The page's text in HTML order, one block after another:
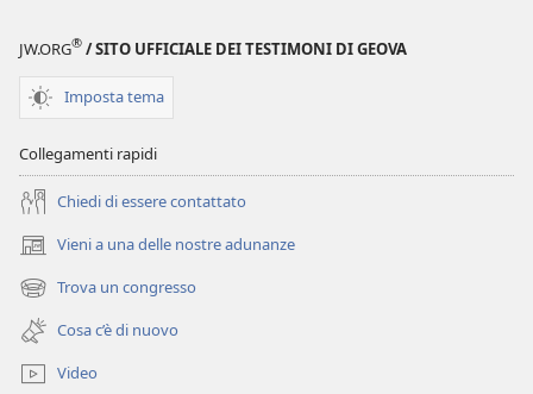
PER
Aprile 2019
JW.ORG® / SITO UFFICIALE DEI TESTIMONI DI GEOVA
Imposta tema
Collegamenti rapidi
Chiedi di essere contattato
Vieni a una delle nostre adunanze
(apre
una
nuova
finestra)
Trova un congresso
(apre
una
nuova
finestra)
Cosa c’è di nuovo
Video